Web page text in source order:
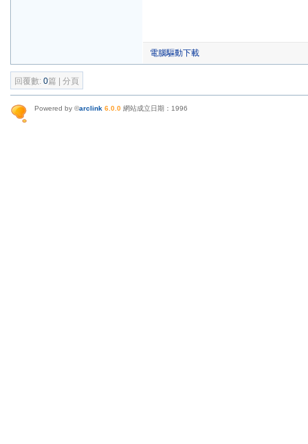
電腦驅動下載
回覆數: 0篇 | 分頁
Powered by ©arclink 6.0.0 網站成立日期：1996